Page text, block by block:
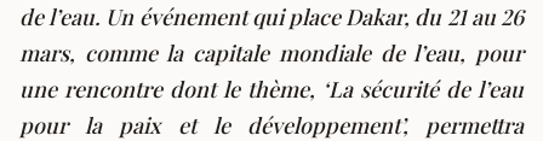
de l’eau. Un événement qui place Dakar, du 21 au 26
mars, comme la capitale mondiale de l’eau, pour
une rencontre dont le thème, ‘La sécurité de l’eau
pour la paix et le développement’, permettra